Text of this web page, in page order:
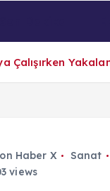
Son Haber
Çalışırken
Haber X Sanat
views